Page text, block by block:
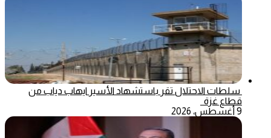
سلطات الاحتلال تقر باستشهاد الأسير ايهاب دياب من
قطاع غزة
9 أغسطس، 2026